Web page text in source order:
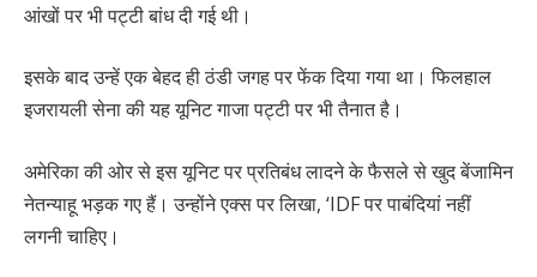
आंखों पर भी पट्टी बांध दी गई थी।
इसके बाद उन्हें एक बेहद ही ठंडी जगह पर फेंक दिया गया था। फिलहाल
इजरायली सेना की यह यूनिट गाजा पट्टी पर भी तैनात है।
अमेरिका की ओर से इस यूनिट पर प्रतिबंध लादने के फैसले से खुद बेंजामिन
नेतन्याहू भड़क गए हैं। उन्होंने एक्स पर लिखा, ‘IDF पर पाबंदियां नहीं
लगनी चाहिए।